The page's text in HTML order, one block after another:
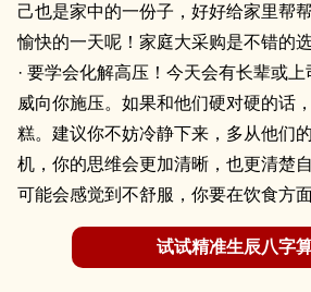
己也是家中的一份子，好好给家里帮
愉快的一天呢！家庭大采购是不错的选
· 要学会化解高压！今天会有长辈或
威向你施压。如果和他们硬对硬的话
糕。建议你不妨冷静下来，多从他们
机，你的思维会更加清晰，也更清楚
可能会感觉到不舒服，你要在饮食方
试试精准生辰八字